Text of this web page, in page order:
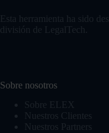
Esta herramienta ha sido
división de LegalTech.
Sobre nosotros
Sobre ELEX
Nuestros Clientes
Nuestros Partners